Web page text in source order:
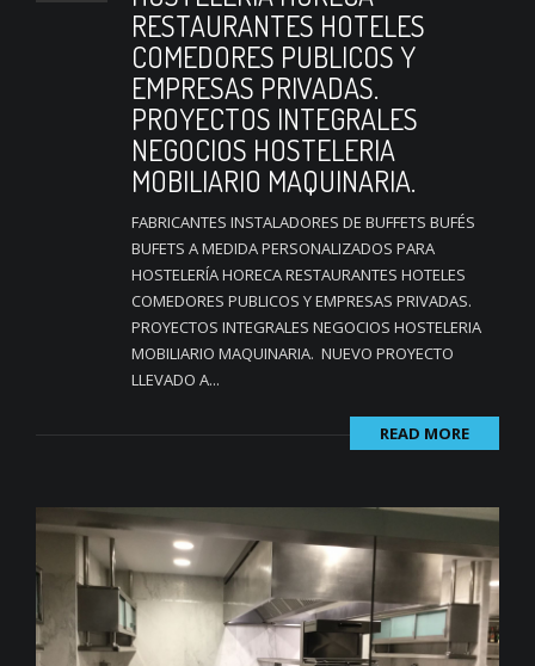
RESTAURANTES HOTELES
COMEDORES PUBLICOS Y
EMPRESAS PRIVADAS.
PROYECTOS INTEGRALES
NEGOCIOS HOSTELERIA
MOBILIARIO MAQUINARIA.
FABRICANTES INSTALADORES DE BUFFETS BUFÉS
BUFETS A MEDIDA PERSONALIZADOS PARA
HOSTELERÍA HORECA RESTAURANTES HOTELES
COMEDORES PUBLICOS Y EMPRESAS PRIVADAS.
PROYECTOS INTEGRALES NEGOCIOS HOSTELERIA
MOBILIARIO MAQUINARIA. NUEVO PROYECTO
LLEVADO A...
READ MORE